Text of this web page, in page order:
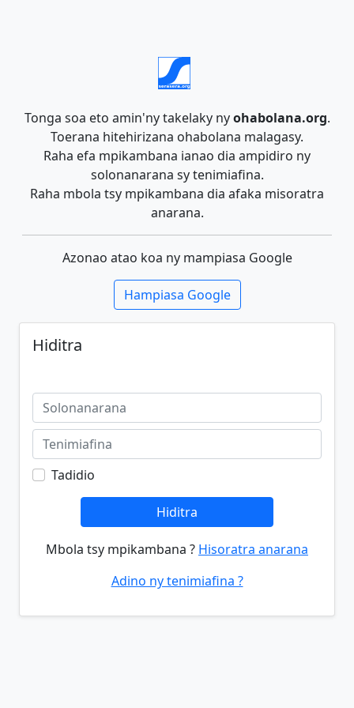
Tonga soa eto amin'ny takelaky nyohabolana.org.
Toerana hitehirizana ohabolana malagasy.
Raha efa mpikambana ianao dia ampidiro ny
solonanarana sy tenimiafina.
Raha mbola tsy mpikambana dia afaka misoratra
anarana.
Azonao atao koa ny mampiasa Google
Hampiasa Google
Hiditra
Tadidio
Hiditra
Mbola tsy mpikambana ? Hisoratra anarana
Adino ny tenimiafina ?